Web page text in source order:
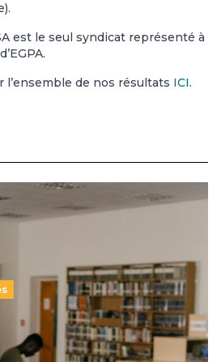
est le seul syndicat représenté à
l’ensemble de nos résultats ICI.
dérive qui met à mal la